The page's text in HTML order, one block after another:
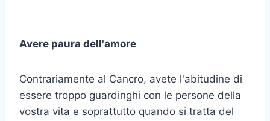
Avere paura dell'amore
Contrariamente al Cancro, avete l'abitudine di
essere troppo guardinghi con le persone della
vostra vita e soprattutto quando si tratta del